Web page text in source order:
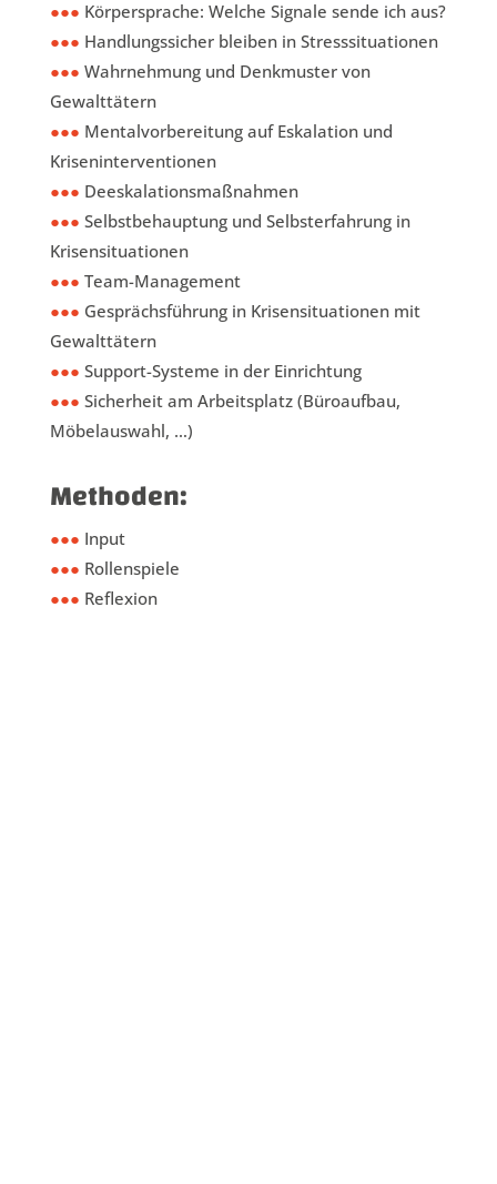
●●● Körpersprache: Welche Signale sende ich aus?
●●● Handlungssicher bleiben in Stresssituationen
●●● Wahrnehmung und Denkmuster von
Gewalttätern
●●● Mentalvorbereitung auf Eskalation und
Kriseninterventionen
●●● Deeskalationsmaßnahmen
●●● Selbstbehauptung und Selbsterfahrung in
Krisensituationen
●●● Team-Management
●●● Gesprächsführung in Krisensituationen mit
Gewalttätern
●●● Support-Systeme in der Einrichtung
●●● Sicherheit am Arbeitsplatz (Büroaufbau,
Möbelauswahl, …)
Methoden:
●●● Input
●●● Rollenspiele
●●● Reflexion